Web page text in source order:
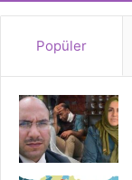
Popüler